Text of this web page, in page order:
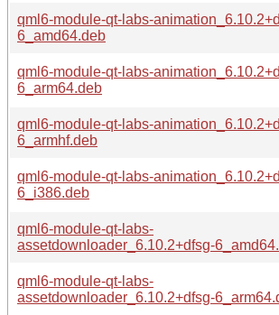
qml6-module-qt-labs-
6_amd64.deb
qml6-module-qt-labs-
6_arm64.deb
qml6-module-qt-labs-
6_armhf.deb
qml6-module-qt-labs-
6_i386.deb
qml6-module-qt-labs-
assetdownloader_6.10.2+dfsg-
qml6-module-qt-labs-
assetdownloader_6.10.2+dfsg-